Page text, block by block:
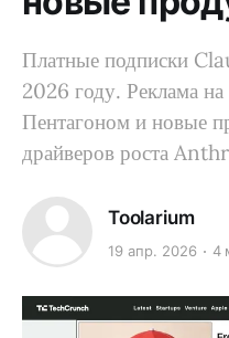
Платные подписки
2026 году. Реклама
Пентагоном и новые
драйверов роста
Toolarium
19 апр. 2026 4